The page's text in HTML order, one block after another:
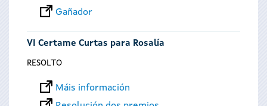
Gañador
VI Certame Curtas para Rosalía
RESOLTO
Máis información